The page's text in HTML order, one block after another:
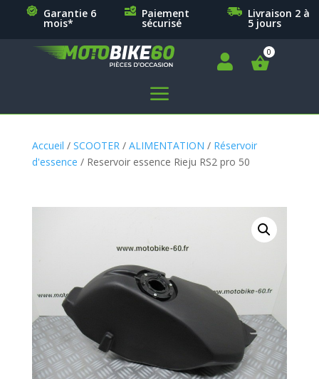
Garantie 6
mois*
Paiement
sécurisé
Livraison 2 à
5 jours

a
Accueil / SCOOTER / ALIMENTATION / Réservoir
d'essence / Reservoir essence Rieju RS2 pro 50